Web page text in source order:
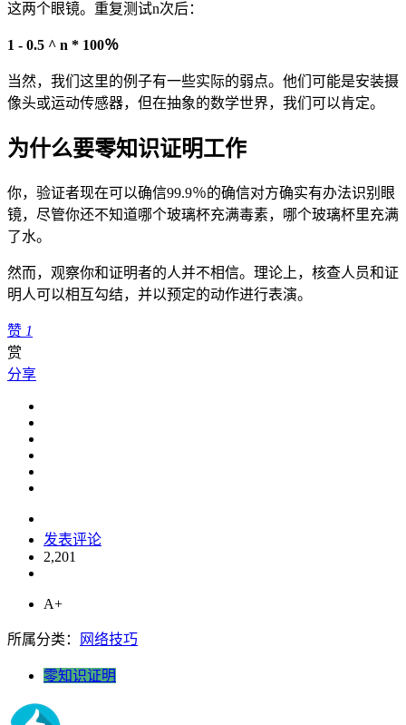
这两个眼镜。重复测试n次后：
1 - 0.5 ^ n * 100％
当然，我们这里的例子有一些实际的弱点。他们可能是安装摄
像头或运动传感器，但在抽象的数学世界，我们可以肯定。
为什么要零知识证明工作
你，验证者现在可以确信99.9％的确信对方确实有办法识别眼
镜，尽管你还不知道哪个玻璃杯充满毒素，哪个玻璃杯里充满
了水。
然而，观察你和证明者的人并不相信。理论上，核查人员和证
明人可以相互勾结，并以预定的动作进行表演。
赞 1
赏
分享
发表评论
2,201
A+
所属分类： 网络技巧
零知识证明